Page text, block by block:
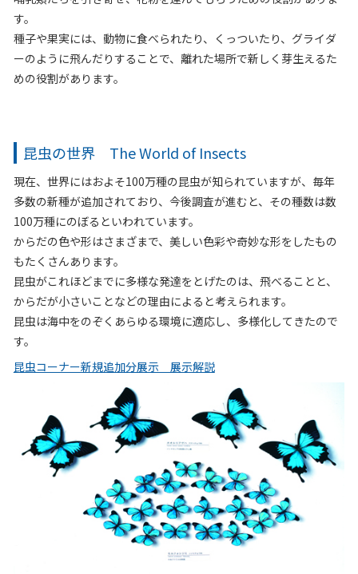
す。
種子や果実には、動物に食べられたり、くっついたり、グライダ
ーのように飛んだりすることで、離れた場所で新しく芽生えるた
めの役割があります。
昆虫の世界 The World of Insects
現在、世界にはおよそ100万種の昆虫が知られていますが、毎年
多数の新種が追加されており、今後調査が進むと、その種数は数
100万種にのぼるといわれています。
からだの色や形はさまざまで、美しい色彩や奇妙な形をしたもの
もたくさんあります。
昆虫がこれほどまでに多様な発達をとげたのは、飛べることと、
からだが小さいことなどの理由によると考えられます。
昆虫は海中をのぞくあらゆる環境に適応し、多様化してきたので
す。
昆虫コーナー新規追加分展示 展示解説